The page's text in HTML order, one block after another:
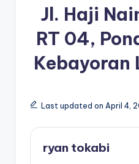
Jl. Haji
RT 04,
Kebayoran
Last updated on April 4,
ryan tokabi